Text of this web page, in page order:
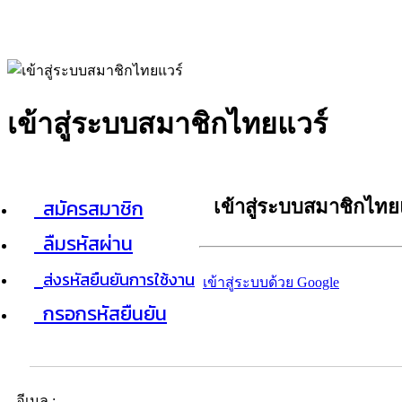
เข้าสู่ระบบสมาชิกไทยแวร์
สมัครสมาชิก
ลืมรหัสผ่าน
ส่งรหัสยืนยันการใช้งาน
กรอกรหัสยืนยัน
เข้าสู่ระบบสมาชิกไท
เข้าสู่ระบบด้วย Google